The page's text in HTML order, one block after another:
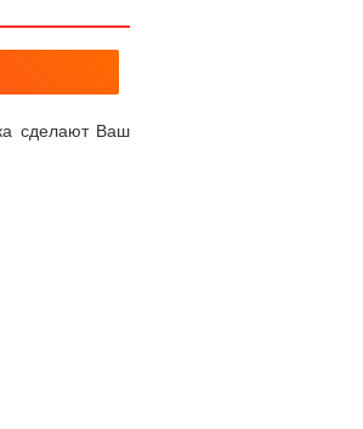
сделают Ваш